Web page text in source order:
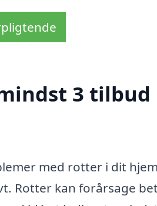
3
med rotter i dit
Rotter kan forårsage